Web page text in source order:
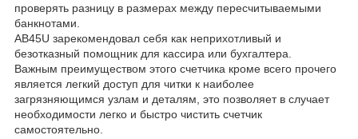
проверять разницу в размерах между пересчитываемыми
банкнотами.
AB45U зарекомендовал себя как неприхотливый и
безотказный помощник для кассира или бухгалтера.
Важным преимуществом этого счетчика кроме всего прочего
является легкий доступ для читки к наиболее
загрязняющимся узлам и деталям, это позволяет в случает
необходимости легко и быстро чистить счетчик
самостоятельно.